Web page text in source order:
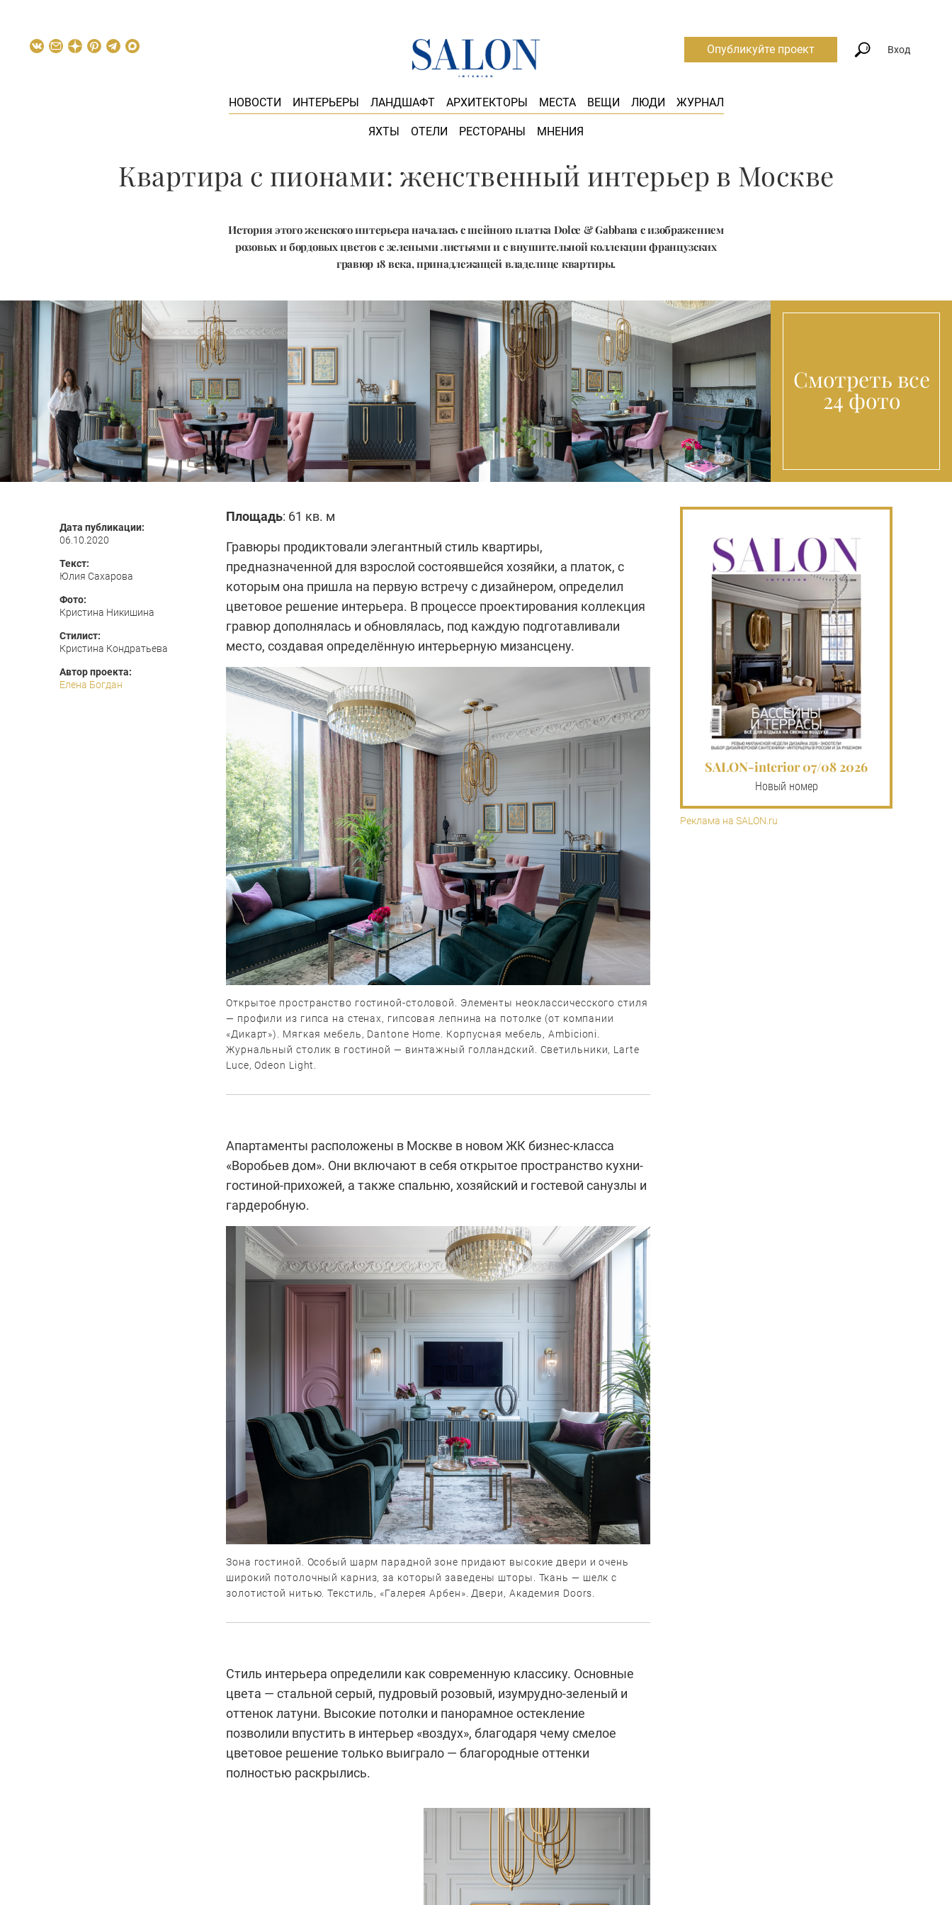
НОВОСТИ ИНТЕРЬЕРЫ ЛАНДШАФТ АРХИТЕКТОРЫ МЕСТА ВЕЩИ ЛЮДИ ЖУРНАЛ
ЯХТЫ ОТЕЛИ РЕСТОРАНЫ МНЕНИЯ
Опубликуйте проект Вход
Квартира с пионами: женственный интерьер в Москве
История этого женского интерьера началась с шейного платка Dolce & Gabbana с изображением
розовых и бордовых цветов с зелеными листьями и c внушительной коллекции французских
гравюр 18 века, принадлежащей владелице квартиры.
Смотреть все
24 фото
Дата публикации:
06.10.2020
Текст:
Юлия Сахарова
Фото:
Кристина Никишина
Стилист:
Кристина Кондратьева
Автор проекта:
Елена Богдан
Площадь: 61 кв. м
Гравюры продиктовали элегантный стиль квартиры,
предназначенной для взрослой состоявшейся хозяйки, а платок, с
которым она пришла на первую встречу с дизайнером, определил
цветовое решение интерьера. В процессе проектирования коллекция
гравюр дополнялась и обновлялась, под каждую подготавливали
место, создавая определённую интерьерную мизансцену.
Открытое пространство гостиной-столовой. Элементы неоклассичесского стиля
— профили из гипса на стенах, гипсовая лепнина на потолке (от компании
«Дикарт»). Мягкая мебель, Dantone Home. Корпусная мебель, Ambicioni.
Журнальный столик в гостиной — винтажный голландский. Светильники, Larte
Luce, Odeon Light
Апартаменты расположены в Москве в новом ЖК бизнес-класса
«Воробьев дом». Они включают в себя открытое пространство кухни-
гостиной-прихожей, а также спальню, хозяйский и гостевой санузлы и
гардеробную.
Зона гостиной. Особый шарм парадной зоне придают высокие двери и очень
широкий потолочный карниз, за который заведены шторы. Ткань — шелк с
золотистой нитью. Текстиль, «Галерея Арбен». Двери, Академия Doors.
Стиль интерьера определили как современную классику. Основные
цвета — стальной серый, пудровый розовый, изумрудно-зеленый и
оттенок латуни. Высокие потолки и панорамное остекление
позволили впустить в интерьер «воздух», благодаря чему смелое
цветовое решение только выиграло — благородные оттенки
полностью раскрылись.
SALON-interior 07/08 2026
Новый номер
Реклама на SALON.ru